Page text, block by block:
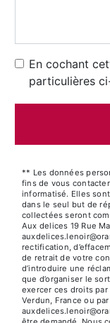
En cochant
particulières
** Les données
fins de vous
informatisé. Elles
dans le seul but de
collectées seront
Aux delices 19 Rue
rectification,
de retrait de votre
d’introduire une
que d’organiser le
exercer ces droits par
Verdun, France ou